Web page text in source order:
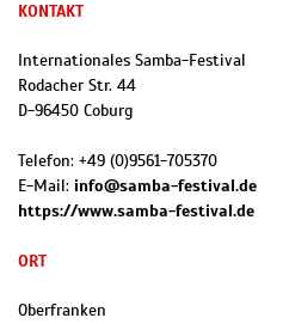
KONTAKT
Internationales Samba-Festival
Rodacher Str. 44
D-96450 Coburg
Telefon: +49 (0)9561-705370
E-Mail: info@samba-festival.de
https://www.samba-festival.de
ORT
Oberfranken